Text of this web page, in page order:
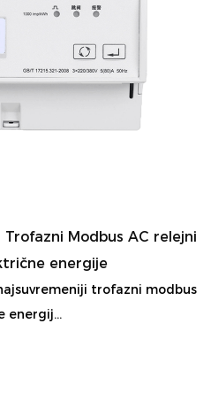
Modbus AC relejni
energije
trofazni modbus
energij...